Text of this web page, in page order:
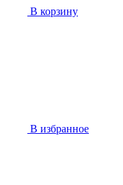
В корзину
В избранное